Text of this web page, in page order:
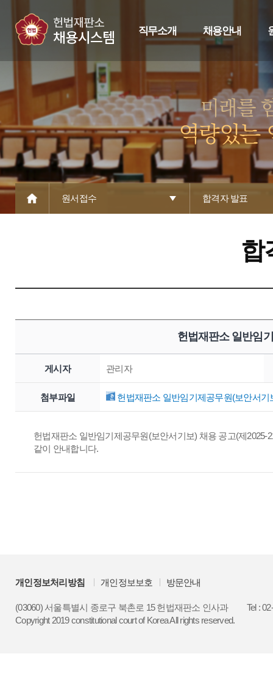
직무소개 채용안내
원서접수 합격자 발표
합
헌법재판소 일반임
게시자 관리자
첨부파일 헌법재판소 일반임기제공무원(보안서기
헌법재판소 일반임기제공무원(보안서기보) 채용 공고(제
같이 안내합니다.
개인정보처리방침 개인정보보호 방문안내
(03060) 서울특별시 종로구 북촌로 15 헌법재판소 인사과
Tel :
Copyright 2019 constitutional court of Korea All rights reserved.